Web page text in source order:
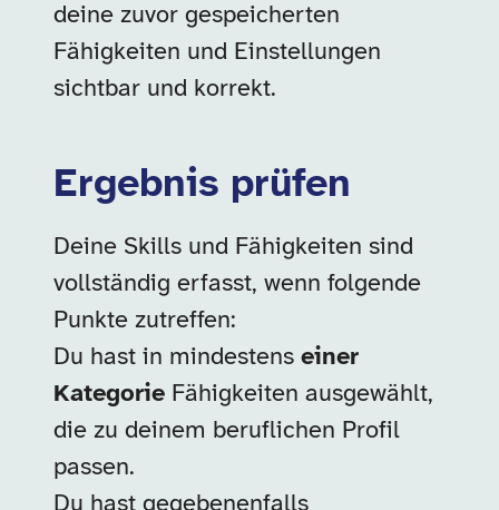
deine zuvor gespeicherten
Fähigkeiten und Einstellungen
sichtbar und korrekt.
Ergebnis prüfen
Deine Skills und Fähigkeiten sind
vollständig erfasst, wenn folgende
Punkte zutreffen:
Du hast in mindestens einer
Kategorie Fähigkeiten ausgewählt,
die zu deinem beruflichen Profil
passen.
Du hast gegebenenfalls